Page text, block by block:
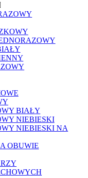
BIAŁY
NIEBIESKI
NIEBIESKI NA
OBUWIE